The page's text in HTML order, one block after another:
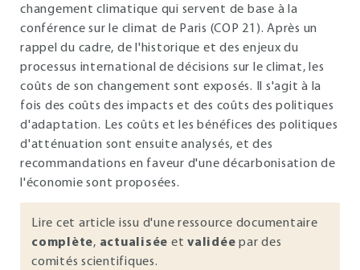
changement climatique qui servent de base à la
conférence sur le climat de Paris (COP 21). Après un
rappel du cadre, de l'historique et des enjeux du
processus international de décisions sur le climat, les
coûts de son changement sont exposés. Il s'agit à la
fois des coûts des impacts et des coûts des politiques
d'adaptation. Les coûts et les bénéfices des politiques
d'atténuation sont ensuite analysés, et des
recommandations en faveur d'une décarbonisation de
l'économie sont proposées.
Lire cet article issu d'une ressource documentaire
complète, actualisée et validée par des
comités scientifiques.